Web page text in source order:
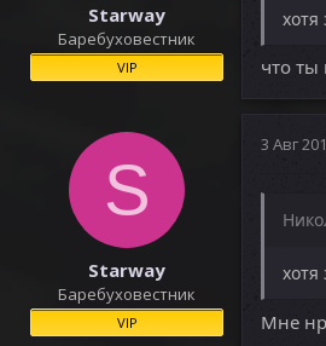
Starway
Баребуховестник
VIP
хотя
что ты
S
Starway
Баребуховестник
VIP
3 Авг
хотя
Мне